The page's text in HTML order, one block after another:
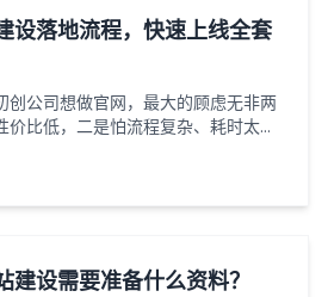
进行缩放，需采用...
设落地流程，快速上线全套
创公司想做官网，最大的顾虑无非两
价比低，二是怕流程复杂、耗时太
正常上线。其实对于普通企业展
类网站，根本不用搞复杂的定制开
无隐形消费，新手也能直...
建设需要准备什么资料？